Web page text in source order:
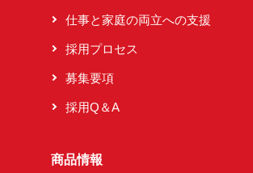
仕事と家庭の両立への支援
採用プロセス
募集要項
採用Q＆A
商品情報